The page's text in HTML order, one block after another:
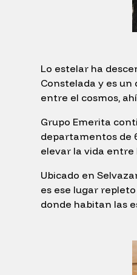
Lo estelar ha
Constelada y es
entre el cosmos,
Grupo Emerita
departamentos de
elevar la vida entre
Ubicado en
es ese lugar
donde habitan las